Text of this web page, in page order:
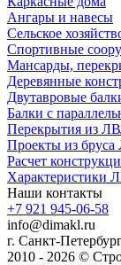
Ангары и навесы
Сельское
Спортивные
Мансарды,
Деревянные
Двутавровые
Балки с
Перекрытия из
Проекты из
Расчет
Xарактеристики
Наши контакты
+7 921 945-06-58
info@dimakl.ru
г. Санкт-
2010 - 2026 ©